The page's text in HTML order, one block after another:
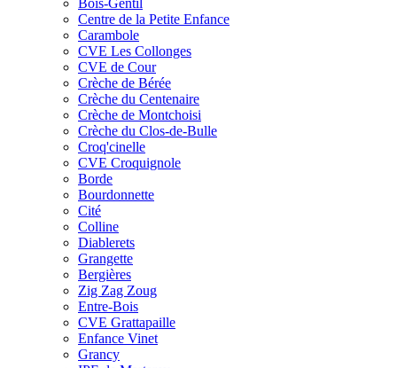
Centre de la Petite Enfance
Carambole
CVE Les Collonges
CVE de Cour
Crèche de Bérée
Crèche du Centenaire
Crèche de Montchoisi
Crèche du Clos-de-Bulle
Croq'cinelle
CVE Croquignole
Borde
Bourdonnette
Cité
Colline
Diablerets
Grangette
Bergières
Zig Zag Zoug
Entre-Bois
CVE Grattapaille
Enfance Vinet
Grancy